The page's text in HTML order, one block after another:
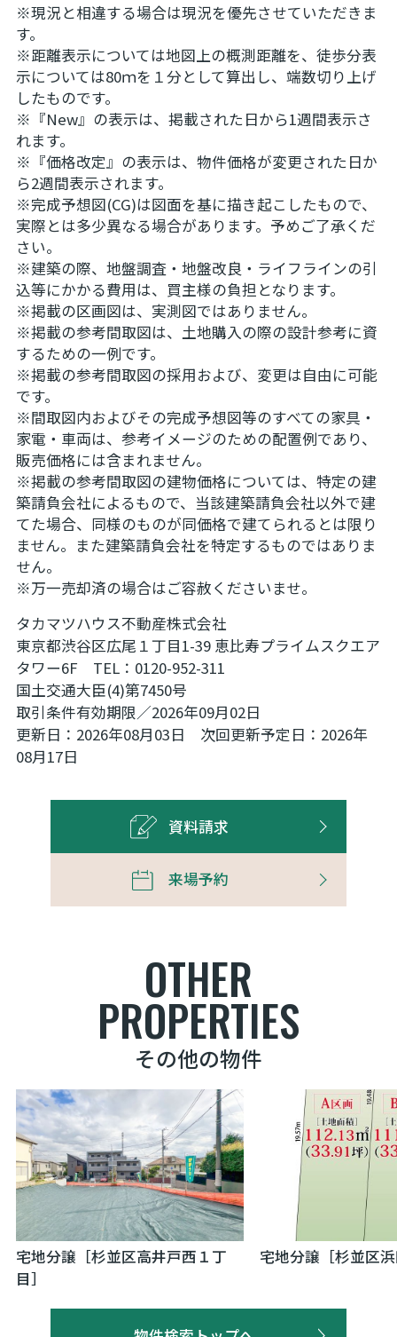
※現況と相違する場合は現況を優先させていただきま
す。
※距離表示については地図上の概測距離を、徒歩分表
示については80ｍを１分として算出し、端数切り上げ
したものです。
※『New』の表示は、掲載された日から1週間表示さ
れます。
※『価格改定』の表示は、物件価格が変更された日か
ら2週間表示されます。
※完成予想図(CG)は図面を基に描き起こしたもので、
実際とは多少異なる場合があります。予めご了承くだ
さい。
※建築の際、地盤調査・地盤改良・ライフラインの引
込等にかかる費用は、買主様の負担となります。
※掲載の区画図は、実測図ではありません。
※掲載の参考間取図は、土地購入の際の設計参考に資
するための一例です。
※掲載の参考間取図の採用および、変更は自由に可能
です。
※間取図内およびその完成予想図等のすべての家具・
家電・車両は、参考イメージのための配置例であり、
販売価格には含まれません。
※掲載の参考間取図の建物価格については、特定の建
築請負会社によるもので、当該建築請負会社以外で建
てた場合、同様のものが同価格で建てられるとは限り
ません。また建築請負会社を特定するものではありま
せん。
※万一売却済の場合はご容赦くださいませ。
タカマツハウス不動産株式会社
東京都渋谷区広尾１丁目1-39 恵比寿プライムスクエア
タワー6F TEL：0120-952-311
国土交通大臣(4)第7450号
取引条件有効期限／2026年09月02日
更新日：2026年08月03日 次回更新予定日：2026年
08月17日
資料請求
来場予約
OTHER
PROPERTIES
その他の物件
宅地分譲［杉並区高井戸西１丁
目］
宅地分譲［杉並区